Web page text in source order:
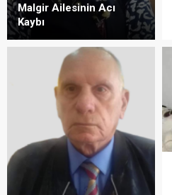
Malgir Ailesinin Acı
Kaybı